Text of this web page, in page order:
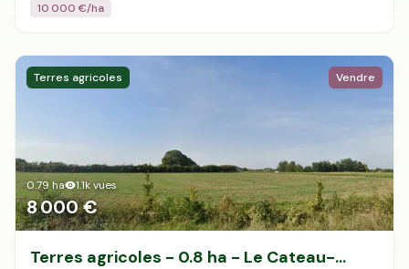
10 000€/ha
Terres agricoles Vendre
0.79ha 1.1kvues
8 000 €
Terres agricoles - 0.8 ha - Le Cateau-